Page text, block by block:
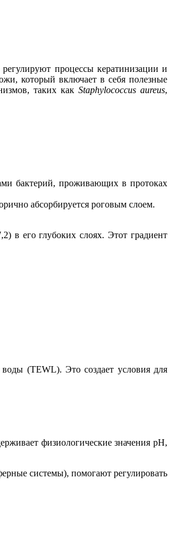
процессы кератинизации и
который включает в себя полезные
таких как Staphylococcus aureus,
бактерий, проживающих в протоках
абсорбируется роговым слоем.
в его глубоких слоях. Этот градиент
(TEWL). Это создает условия для
физиологические значения pH,
системы), помогают регулировать